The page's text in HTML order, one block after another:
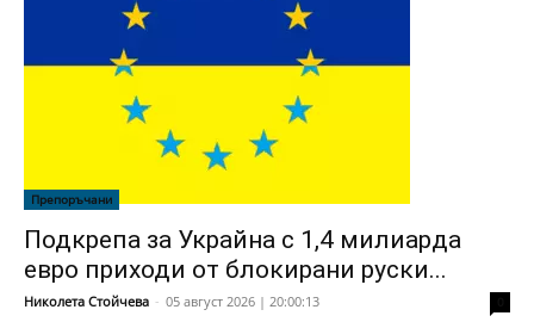
Препоръчани
Подкрепа за Украйна с 1,4 милиарда
евро приходи от блокирани руски...
Николета Стойчева - 05 август 2026 | 20:00:13